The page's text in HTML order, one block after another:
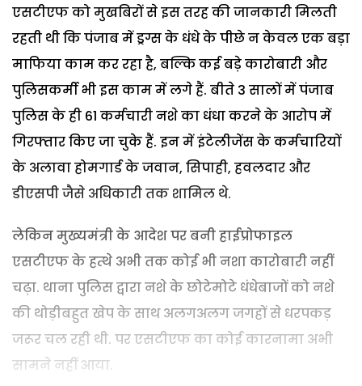
एसटीएफ को मुखबिरों से इस तरह की जानकारी मिलती
रहती थी कि पंजाब में ड्रग्स के धंधे के पीछे न केवल एक बड़ा
माफिया काम कर रहा है, बल्कि कई बड़े कारोबारी और
पुलिसकर्मी भी इस काम में लगे हैं. बीते 3 सालों में पंजाब
पुलिस के ही 61 कर्मचारी नशे का धंधा करने के आरोप में
गिरफ्तार किए जा चुके हैं. इन में इंटेलीजेंस के कर्मचारियों
के अलावा होमगार्ड के जवान, सिपाही, हवलदार और
डीएसपी जैसे अधिकारी तक शामिल थे.
लेकिन मुख्यमंत्री के आदेश पर बनी हाईप्रोफाइल
एसटीएफ के हत्थे अभी तक कोई भी नशा कारोबारी नहीं
चढ़ा. थाना पुलिस द्वारा नशे के छोटेमोटे धंधेबाजों को नशे
की थोड़ीबहुत खेप के साथ अलगअलग जगहों से धरपकड़
जरूर चल रही थी. पर एसटीएफ का कोई कारनामा अभी
सामने नहीं आया.